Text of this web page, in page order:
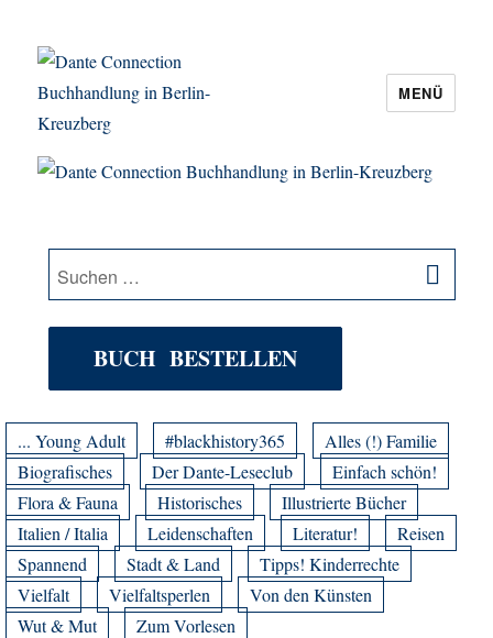
Dante Connection Buchhandlung in
MENÜ
Suche
nach:
BUCH BESTELLEN
... Young Adult #blackhistory365
Alles (!) Familie
Biografisches
Der Dante-Leseclub
Einfach schön!
Flora & Fauna
Historisches
Illustrierte Bücher
Italien / Italia
Leidenschaften Literatur!
Reisen
Spannend
Stadt & Land
Tipps! Kinderrechte
Vielfalt
Vielfaltsperlen
Von den Künsten
Wut & Mut
Zum Vorlesen